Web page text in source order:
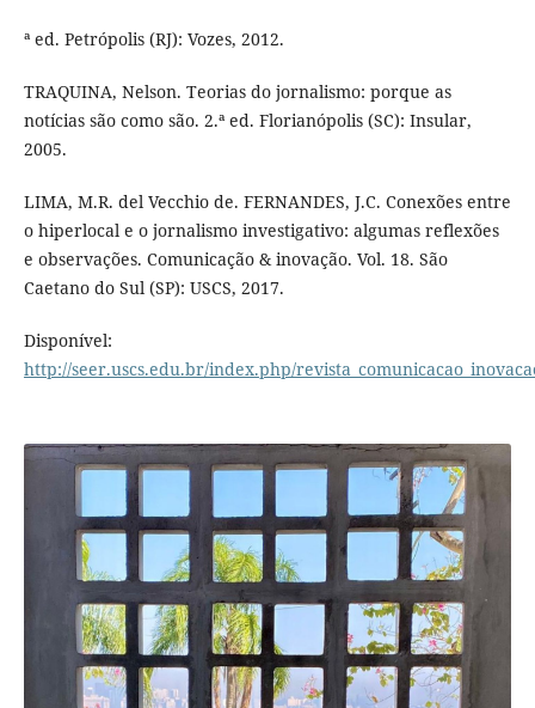
ª ed. Petrópolis (RJ): Vozes, 2012.
TRAQUINA, Nelson. Teorias do jornalismo: porque as
notícias são como são. 2.ª ed. Florianópolis (SC): Insular,
2005.
LIMA, M.R. del Vecchio de. FERNANDES, J.C. Conexões entre
o hiperlocal e o jornalismo investigativo: algumas reflexões
e observações. Comunicação & inovação. Vol. 18. São
Caetano do Sul (SP): USCS, 2017.
Disponível:
http://seer.uscs.edu.br/index.php/